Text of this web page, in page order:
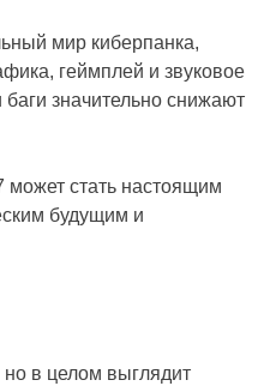
мир киберпанка,
геймплей и звуковое
значительно снижают
может стать настоящим
будущим и
но в целом выглядит